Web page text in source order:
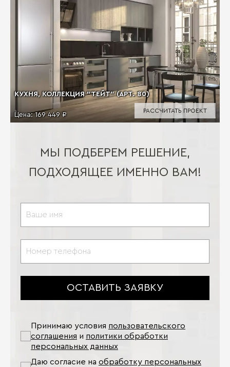
КУХНЯ, КОЛЛЕКЦИЯ "ТЕЙТ" (АРТ. 80)
Цена:169 449 ₽
РАССЧИТАТЬ ПРОЕКТ
МЫ ПОДБЕРЕМ РЕШЕНИЕ,
ПОДХОДЯЩЕЕ ИМЕННО ВАМ!
ОСТАВИТЬ ЗАЯВКУ
Принимаю условия пользовательского
соглашения и политики обработки
персональных данных
Даю согласие на обработку персональных